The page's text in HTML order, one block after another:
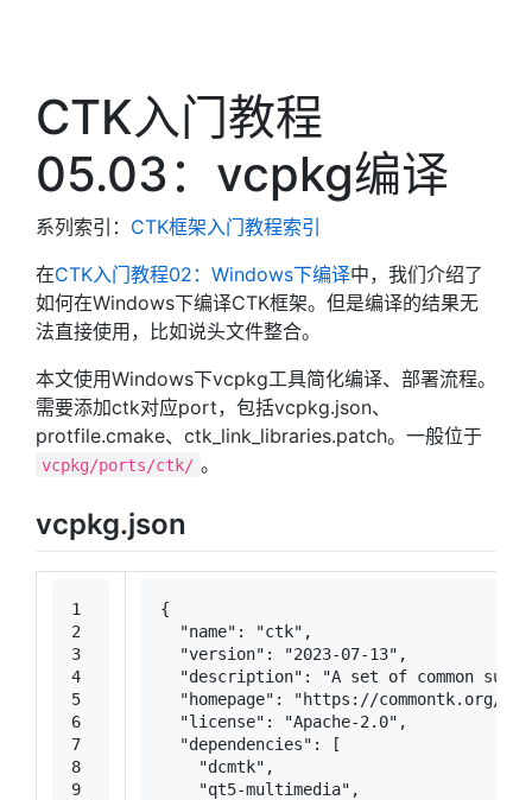
CTK入门教程
05.03：vcpkg编译
系列索引： CTK框架入门教程索引
在CTK入门教程02：Windows下编译中，我们介绍了
如何在Windows下编译CTK框架。但是编译的结果无
法直接使用，比如说头文件整合。
本文使用Windows下vcpkg工具简化编译、部署流程。
需要添加ctk对应port，包括vcpkg.json、
protfile.cmake、ctk_link_libraries.patch。一般位于
vcpkg/ports/ctk/ 。
vcpkg.json
1
2
3
4
5
6
7
8
9
{
"name" : "ctk" ,
"version" : "2023-07-13" ,
"description" :
"A set of common
"homepage" : "https://commontk.org/"
"license" : "Apache-2.0" ,
"dependencies" :
[
"dcmtk" ,
"qt5-multimedia" ,